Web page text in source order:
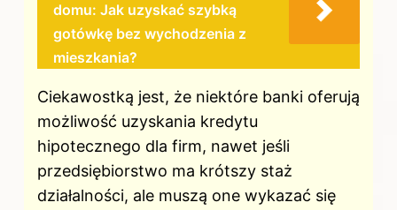
domu: Jak uzyskać szybką
gotówkę bez wychodzenia z
mieszkania?
Ciekawostką jest, że niektóre banki oferują
możliwość uzyskania kredytu
hipotecznego dla firm, nawet jeśli
przedsiębiorstwo ma krótszy staż
działalności, ale muszą one wykazać się